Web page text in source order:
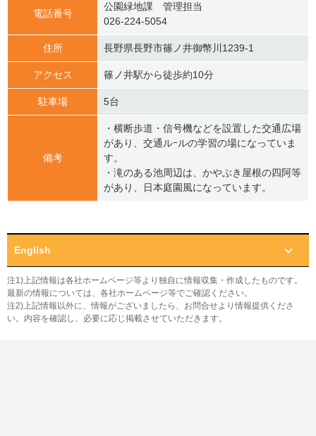
電話番号
公園緑地課 管理担当
026-224-5054
住所 長野県長野市篠ノ井御幣川1239-1
アクセス 篠ノ井駅から徒歩約10分
駐車場 5台
備考
・横断歩道・信号機などを設置した交通広場
があり、交通ルｰルの学習の場になっていま
す。
・滝のある池周辺は、かやぶき屋根の四阿等
があり、日本庭園風になっています。
English
注1)上記情報は各社ホームページ等より独自に情報収集・作成したものです。
最新の情報については、各社ホームページ等でご確認ください。
注2)上記情報以外に、情報がございましたら、お問合せより情報提供くださ
い。内容を確認し、必要に応じ掲載させていただきます。